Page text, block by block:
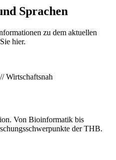
Sprachen
zu dem aktuellen
hier.
Wirtschaftsnah
Von Bioinformatik bis
der THB.